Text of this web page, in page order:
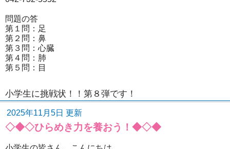
問題の答
第１問：足
第２問：鼻
第３問：心臓
第４問：肺
第５問：目
小学生に挑戦状！！第８弾です！
2025年11月5日 更新
◇◆◇ひらめき力を養おう！◆◇◆